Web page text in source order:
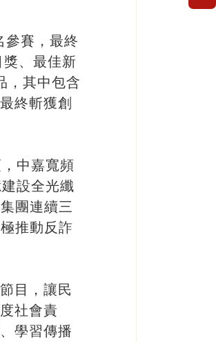
參賽，最終
、最佳新
，其中包含
終斬獲創
中嘉寬頻
設全光纖
團連續三
推動反詐
目，讓民
社會責
學習傳播